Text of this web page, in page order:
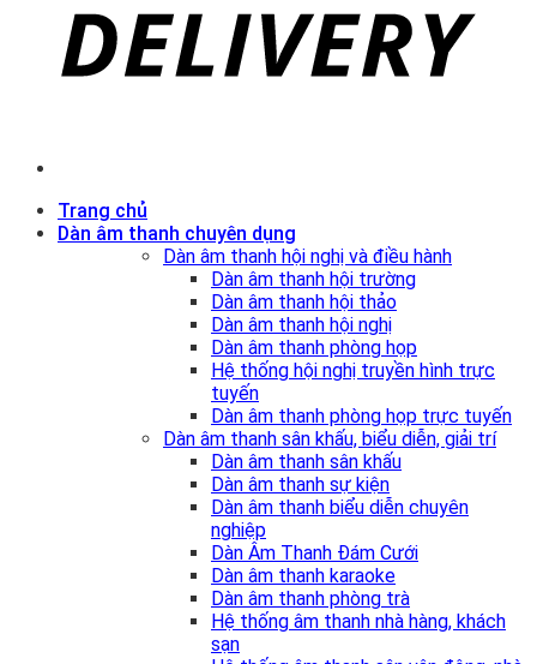
Trang chủ
Dàn âm thanh chuyên dụng
Dàn âm thanh hội nghị và điều hành
Dàn âm thanh hội trường
Dàn âm thanh hội thảo
Dàn âm thanh hội nghị
Dàn âm thanh phòng họp
Hệ thống hội nghị truyền hình trực
tuyến
Dàn âm thanh phòng họp trực tuyến
Dàn âm thanh sân khấu, biểu diễn, giải trí
Dàn âm thanh sân khấu
Dàn âm thanh sự kiện
Dàn âm thanh biểu diễn chuyên
nghiệp
Dàn Âm Thanh Đám Cưới
Dàn âm thanh karaoke
Dàn âm thanh phòng trà
Hệ thống âm thanh nhà hàng, khách
sạn